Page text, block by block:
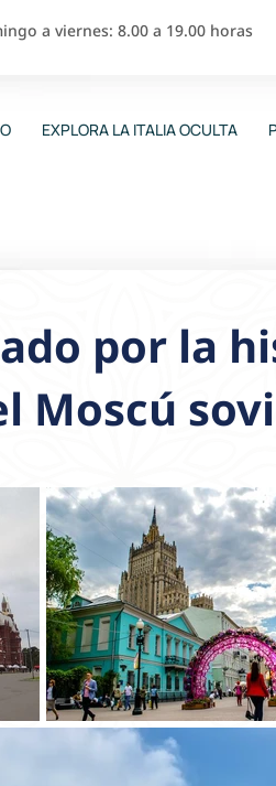
a viernes: 8.00 a 19.00 horas
EXPLORA LA ITALIA OCULTA
por la
Moscú